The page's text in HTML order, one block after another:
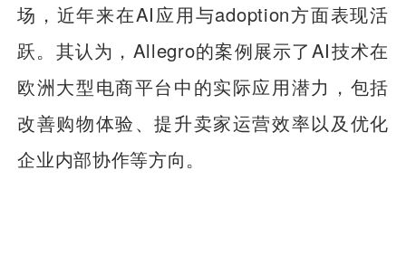
场，近年来在AI应用与adoption方面表现活
跃。其认为，Allegro的案例展示了AI技术在
欧洲大型电商平台中的实际应用潜力，包括
改善购物体验、提升卖家运营效率以及优化
企业内部协作等方向。